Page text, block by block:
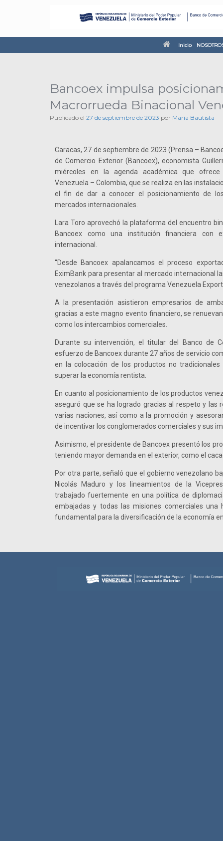
Inicio
Bancoex impulsa
Macrorrueda Binacional
Publicado el 27 de septiembre de 2023 por Maria Bautista
Caracas, 27 de septiembre de 2023 (Prensa –
de Comercio Exterior (Bancoex), economista
miércoles en la agenda académica que ofrece
Venezuela – Colombia, que se realiza en las
el fin de dar a conocer el posicionamiento de
mercados internacionales.
Lara Toro aprovechó la plataforma del encuentro
Bancoex como una institución financiera con
internacional.
“Desde Bancoex apalancamos el proceso
EximBank para presentar al mercado internacional
venezolanos a través del programa Venezuela
A la presentación asistieron empresarios de
gracias a este magno evento financiero, se
como los intercambios comerciales.
Durante su intervención, el titular del Banco de
esfuerzo de Bancoex durante 27 años de servicio
en la colocación de los productos no
superar la economía rentista.
En cuanto al posicionamiento de los productos
aseguró que se ha logrado gracias al respeto y las
varias naciones, así como a la promoción y
de incentivar los conglomerados comerciales y sus
Asimismo, el presidente de Bancoex presentó los
teniendo mayor demanda en el exterior, como el
Por otra parte, señaló que el gobierno venezolano
Nicolás Maduro y los lineamientos de la
trabajado fuertemente en una política de
embajadas y todas las misiones comerciales una
fundamental para la diversificación de la economía